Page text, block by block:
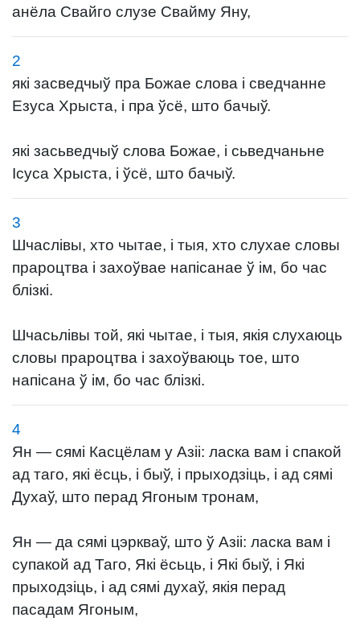
анёла Свайго слузе Свайму Яну,
2
які засведчыў пра Божае слова і сведчанне
Езуса Хрыста, і пра ўсё, што бачыў.
які засьведчыў слова Божае, і сьведчаньне
Ісуса Хрыста, і ўсё, што бачыў.
3
Шчаслівы, хто чытае, і тыя, хто слухае словы
прароцтва і захоўвае напісанае ў ім, бо час
блізкі.
Шчасьлівы той, які чытае, і тыя, якія слухаюць
словы прароцтва і захоўваюць тое, што
напісана ў ім, бо час блізкі.
4
Ян — сямі Касцёлам у Азіі: ласка вам і спакой
ад таго, які ёсць, і быў, і прыходзіць, і ад сямі
Духаў, што перад Ягоным тронам,
Ян — да сямі цэркваў, што ў Азіі: ласка вам і
супакой ад Таго, Які ёсьць, і Які быў, і Які
прыходзіць, і ад сямі духаў, якія перад
пасадам Ягоным,